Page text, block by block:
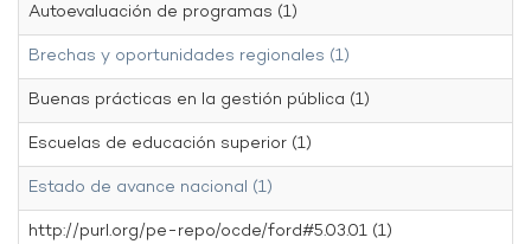
Autoevaluación de programas (1)
Brechas y oportunidades regionales (1)
Buenas prácticas en la gestión pública (1)
Escuelas de educación superior (1)
Estado de avance nacional (1)
http://purl.org/pe-repo/ocde/ford#5.03.01 (1)